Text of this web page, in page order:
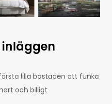
inläggen
lilla bostaden att funka
och billigt